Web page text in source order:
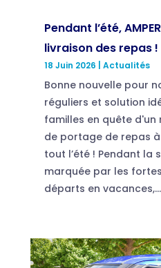
Pendant l’été,
livraison des repas !
18 Juin 2026 Actualités
Bonne nouvelle pour
réguliers et solution
familles en quête d'un
de portage de repas
tout l’été ! Pendant la
marquée par les
départs en vacances,...